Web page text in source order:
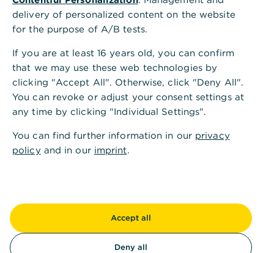
Ist diese Information hilfreich?
Ja
Andere fragten auch:
Für welche Währungen kann ich online ein
delivery of personalized content on the website
for the purpose of A/B tests.
If you are at least 16 years old, you can confirm
that we may use these web technologies by
clicking "Accept All". Otherwise, click "Deny All".
You can revoke or adjust your consent settings at
any time by clicking "Individual Settings".
You can find further information in our privacy
policyand in our imprint.
Accept all
Deny all